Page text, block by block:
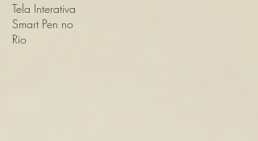
Tela Interativa
Smart Pen no
Rio